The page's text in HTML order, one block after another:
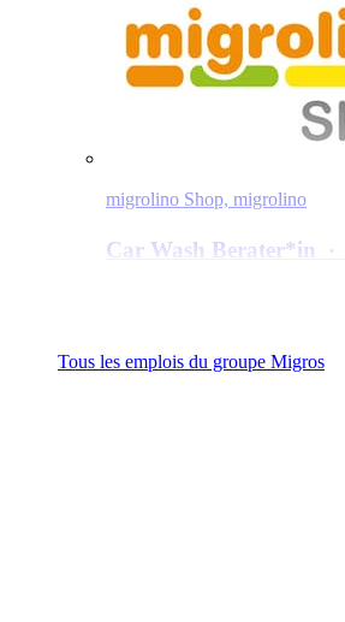
migrolino Shop, migrolino
Car Wash Berater*​in ‧
Tous les emplois du groupe Migros